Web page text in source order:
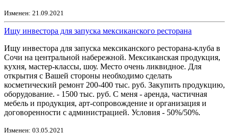
Изменен: 21.09.2021
Ищу инвестора для запуска мексиканского ресторана
Ищу инвестора для запуска мексиканского ресторана-клуба в
Сочи на центральной набережной. Мексиканская продукция,
кухня, мастер-классы, шоу. Место очень ликвидное. Для
открытия с Вашей стороны необходимо сделать
косметический ремонт 200-400 тыс. руб. Закупить продукцию,
оборудование. - 1500 тыс. руб. С меня - аренда, частичная
мебель и продукция, арт-сопровождение и организация и
договоренности с администрацией. Условия - 50%/50%.
Изменен: 03.05.2021